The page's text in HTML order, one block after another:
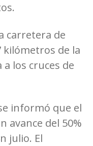
carretera de
kilómetros de la
los cruces de
informó que el
avance del 50%
julio. El